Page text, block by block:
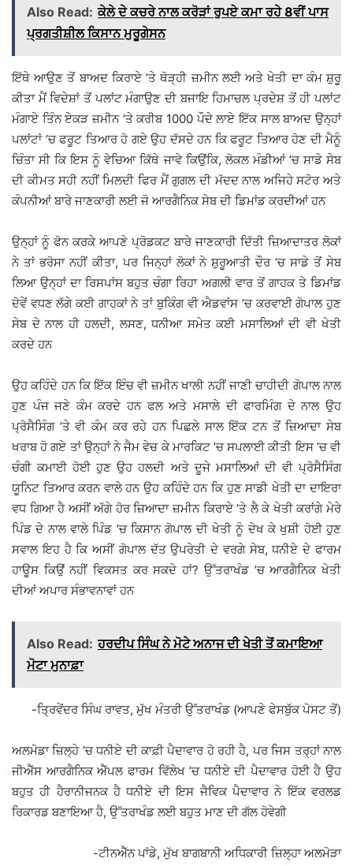
Also Read: ਕੇਲੇ ਦੇ ਕਚਰੇ ਨਾਲ ਕਰੋੜਾਂ ਰੁਪਏ ਕਮਾ ਰਹੇ 8ਵੀਂ ਪਾਸ
ਪ੍ਰਗਤੀਸ਼ੀਲ ਕਿਸਾਨ ਮੁਰੂਗੇਸਨ
ਇੱਥੇ ਆਉਣ ਤੋਂ ਬਾਅਦ ਕਿਰਾਏ ’ਤੇ ਥੋੜ੍ਹੀ ਜ਼ਮੀਨ ਲਈ ਅਤੇ ਖੇਤੀ ਦਾ ਕੰਮ ਸ਼ੁਰੂ
ਕੀਤਾ ਮੈਂ ਵਿਦੇਸ਼ਾਂ ਤੋਂ ਪਲਾਂਟ ਮੰਗਾਉਣ ਦੀ ਬਜਾਇ ਹਿਮਾਚਲ ਪ੍ਰਦੇਸ਼ ਤੋਂ ਹੀ ਪਲਾਂਟ
ਮੰਗਾਏ ਤਿੰਨ ਏਕੜ ਜ਼ਮੀਨ ’ਤੇ ਕਰੀਬ 1000 ਪੌਦੇ ਲਾਏ ਇੱਕ ਸਾਲ ਬਾਅਦ ਉਨ੍ਹਾਂ
ਪਲਾਂਟਾਂ ’ਚ ਫਰੂਟ ਤਿਆਰ ਹੋ ਗਏ ਉਹ ਦੱਸਦੇ ਹਨ ਕਿ ਫਰੂਟ ਤਿਆਰ ਹੋਣ ਦੀ ਮੈਨੂੰ
ਚਿੰਤਾ ਸੀ ਕਿ ਇਸ ਨੂੰ ਵੇਚਿਆ ਕਿੱਥੇ ਜਾਵੇ ਕਿਉਂਕਿ, ਲੋਕਲ ਮੰਡੀਆਂ ’ਚ ਸਾਡੇ ਸੇਬ
ਦੀ ਕੀਮਤ ਸਹੀ ਨਹੀਂ ਮਿਲਦੀ ਫਿਰ ਮੈਂ ਗੁਗਲ ਦੀ ਮੱਦਦ ਨਾਲ ਅਜਿਹੇ ਸਟੋਰ ਅਤੇ
ਕੰਪਨੀਆਂ ਬਾਰੇ ਜਾਣਕਾਰੀ ਲਈ ਜੋ ਆਰਗੈਨਿਕ ਸੇਬ ਦੀ ਡਿਮਾਂਡ ਕਰਦੀਆਂ ਹਨ
ਉਨ੍ਹਾਂ ਨੂੰ ਫੋਨ ਕਰਕੇ ਆਪਣੇ ਪ੍ਰੋਡਕਟ ਬਾਰੇ ਜਾਣਕਾਰੀ ਦਿੱਤੀ ਜ਼ਿਆਦਾਤਰ ਲੋਕਾਂ
ਨੇ ਤਾਂ ਭਰੋਸਾ ਨਹੀਂ ਕੀਤਾ, ਪਰ ਜਿਨ੍ਹਾਂ ਲੋਕਾਂ ਨੇ ਸ਼ੁਰੂਆਤੀ ਦੌਰ ’ਚ ਸਾਡੇ ਤੋਂ ਸੇਬ
ਲਿਆ ਉਨ੍ਹਾਂ ਦਾ ਰਿਸਪਾਂਸ ਬਹੁਤ ਚੰਗਾ ਰਿਹਾ ਅਗਲੀ ਵਾਰ ਤੋਂ ਗਾਹਕ ਤੇ ਡਿਮਾਂਡ
ਦੋਵੇਂ ਵਧਣ ਲੱਗੇ ਕਈ ਗਾਹਕਾਂ ਨੇ ਤਾਂ ਬੁਕਿੰਗ ਵੀ ਐਡਵਾਂਸ ’ਚ ਕਰਵਾਈ ਗੋਪਾਲ ਹੁਣ
ਸੇਬ ਦੇ ਨਾਲ ਹੀ ਹਲਦੀ, ਲਸਣ, ਧਨੀਆ ਸਮੇਤ ਕਈ ਮਸਾਲਿਆਂ ਦੀ ਵੀ ਖੇਤੀ
ਕਰਦੇ ਹਨ
ਉਹ ਕਹਿੰਦੇ ਹਨ ਕਿ ਇੱਕ ਇੰਚ ਵੀ ਜ਼ਮੀਨ ਖਾਲੀ ਨਹੀਂ ਜਾਣੀ ਚਾਹੀਦੀ ਗੋਪਾਲ ਨਾਲ
ਹੁਣ ਪੰਜ ਜਣੇ ਕੰਮ ਕਰਦੇ ਹਨ ਫਲ ਅਤੇ ਮਸਾਲੇ ਦੀ ਫਾਰਮਿੰਗ ਦੇ ਨਾਲ ਉਹ
ਪ੍ਰੋਸੈਸਿੰਗ ’ਤੇ ਵੀ ਕੰਮ ਕਰ ਰਹੇ ਹਨ ਪਿਛਲੇ ਸਾਲ ਇੱਕ ਟਨ ਤੋਂ ਜ਼ਿਆਦਾ ਸੇਬ
ਖਰਾਬ ਹੋ ਗਏ ਤਾਂ ਉਨ੍ਹਾਂ ਨੇ ਜੈਮ ਵੇਚ ਕੇ ਮਾਰਕਿਟ ’ਚ ਸਪਲਾਈ ਕੀਤੀ ਇਸ ’ਚ ਵੀ
ਚੰਗੀ ਕਮਾਈ ਹੋਈ ਹੁਣ ਉਹ ਹਲਦੀ ਅਤੇ ਦੂਜੇ ਮਸਾਲਿਆਂ ਦੀ ਵੀ ਪ੍ਰੋਸੈਸਿੰਗ
ਯੂਨਿਟ ਤਿਆਰ ਕਰਨ ਵਾਲੇ ਹਨ ਉਹ ਕਹਿੰਦੇ ਹਨ ਕਿ ਹੁਣ ਸਾਡੀ ਖੇਤੀ ਦਾ ਦਾਇਰਾ
ਵਧ ਗਿਆ ਹੈ ਅਸੀਂ ਅੱਗੇ ਹੋਰ ਜ਼ਿਆਦਾ ਜ਼ਮੀਨ ਕਿਰਾਏ ’ਤੇ ਲੈ ਕੇ ਖੇਤੀ ਕਰਾਂਗੇ ਮੇਰੇ
ਪਿੰਡ ਦੇ ਨਾਲ ਵਾਲੇ ਪਿੰਡ ’ਚ ਕਿਸਾਨ ਗੋਪਾਲ ਦੀ ਖੇਤੀ ਨੂੰ ਦੇਖ ਕੇ ਖੁਸ਼ੀ ਹੋਈ ਹੁਣ
ਸਵਾਲ ਇਹ ਹੈ ਕਿ ਅਸੀਂ ਗੋਪਾਲ ਦੱਤ ਉਪਰੇਤੀ ਦੇ ਵਰਗੇ ਸੇਬ, ਧਨੀਏ ਦੇ ਫਾਰਮ
ਹਾਊਸ ਕਿਉਂ ਨਹੀਂ ਵਿਕਸਤ ਕਰ ਸਕਦੇ ਹਾਂ? ਉੱਤਰਾਖੰਡ ’ਚ ਆਰਗੈਨਿਕ ਖੇਤੀ
ਦੀਆਂ ਅਪਾਰ ਸੰਭਾਵਨਾਵਾਂ ਹਨ
Also Read: ਹਰਦੀਪ ਸਿੰਘ ਨੇ ਮੋਟੇ ਅਨਾਜ ਦੀ ਖੇਤੀ ਤੋਂ ਕਮਾਇਆ
ਮੋਟਾ ਮੁਨਾਫ਼ਾ
-ਤ੍ਰਿਵੇਂਦਰ ਸਿੰਘ ਰਾਵਤ, ਮੁੱਖ ਮੰਤਰੀ ਉੱਤਰਾਖੰਡ (ਆਪਣੇ ਫੇਸਬੁੱਕ ਪੋਸਟ ਤੋਂ)
ਅਲਮੋਡਾ ਜ਼ਿਲ੍ਹੇ ’ਚ ਧਨੀਏ ਦੀ ਕਾਫ਼ੀ ਪੈਦਾਵਾਰ ਹੋ ਰਹੀ ਹੈ, ਪਰ ਜਿਸ ਤਰ੍ਹਾਂ ਨਾਲ
ਜੀਐੱਸ ਆਰਗੈਨਿਕ ਐੱਪਲ ਫਾਰਮ ਵਿੱਲੇਖ ’ਚ ਧਨੀਏ ਦੀ ਪੈਦਾਵਾਰ ਹੋਈ ਹੈ ਉਹ
ਬਹੁਤ ਹੀ ਹੈਰਾਨੀਜਨਕ ਹੈ ਧਨੀਏ ਦੀ ਇਸ ਜੈਵਿਕ ਪੈਦਾਵਾਰ ਨੇ ਇੱਕ ਵਰਲਡ
ਰਿਕਾਰਡ ਬਣਾਇਆ ਹੈ, ਉੱਤਰਾਖੰਡ ਲਈ ਬਹੁਤ ਮਾਣ ਦੀ ਗੱਲ ਹੋਵੇਗੀ
-ਟੀਨਐੱਨ ਪਾਂਡੇ, ਮੁੱਖ ਬਾਗਬਾਨੀ ਅਧਿਕਾਰੀ ਜ਼ਿਲ੍ਹਾ ਅਲਮੋੜਾ